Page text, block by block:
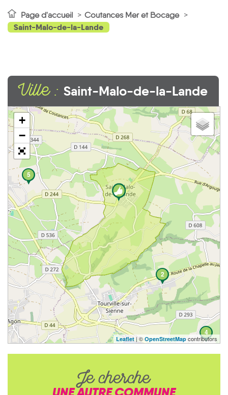
Page d'accueil Coutances Mer et Bocage
Saint-Malo-de-la-Lande
Ville : Saint-Malo-de-la-Lande
5
4
2
+
−
Leaflet| ©OpenStreetMapcontributors
Je cherche